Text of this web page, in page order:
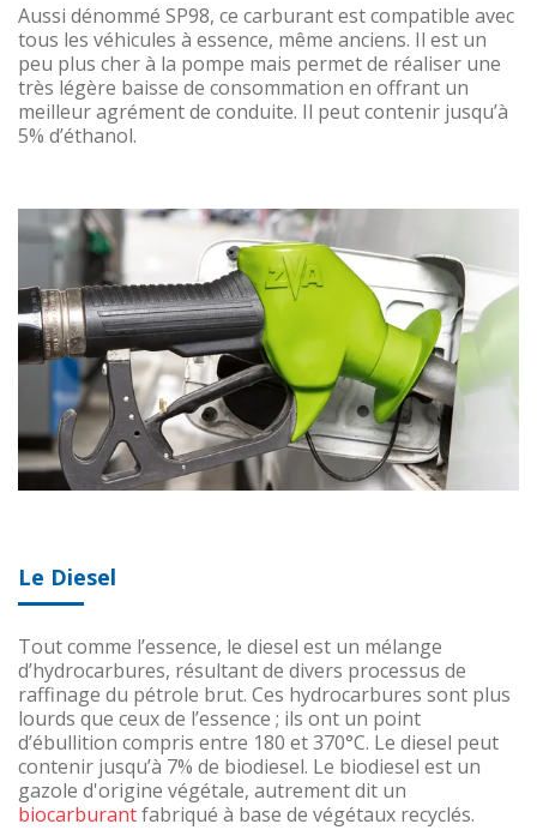
Aussi dénommé SP98, ce carburant est compatible avec
tous les véhicules à essence, même anciens. Il est un
peu plus cher à la pompe mais permet de réaliser une
très légère baisse de consommation en offrant un
meilleur agrément de conduite. Il peut contenir jusqu’à
5% d’éthanol.
Le Diesel
Tout comme l’essence, le diesel est un mélange
d’hydrocarbures, résultant de divers processus de
raffinage du pétrole brut. Ces hydrocarbures sont plus
lourds que ceux de l’essence ; ils ont un point
d’ébullition compris entre 180 et 370°C. Le diesel peut
contenir jusqu’à 7% de biodiesel. Le biodiesel est un
gazole d'origine végétale, autrement dit un
biocarburantfabriqué à base de végétaux recyclés.